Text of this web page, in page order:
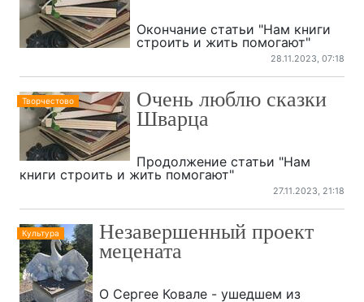
Окончание статьи "Нам книги
строить и жить помогают"
28.11.2023, 07:18
Творчестово
Очень люблю сказки
Шварца
Продолжение статьи "Нам
книги строить и жить помогают"
27.11.2023, 21:18
Культура
Незавершенный проект
мецената
О Сергее Ковале - ушедшем из